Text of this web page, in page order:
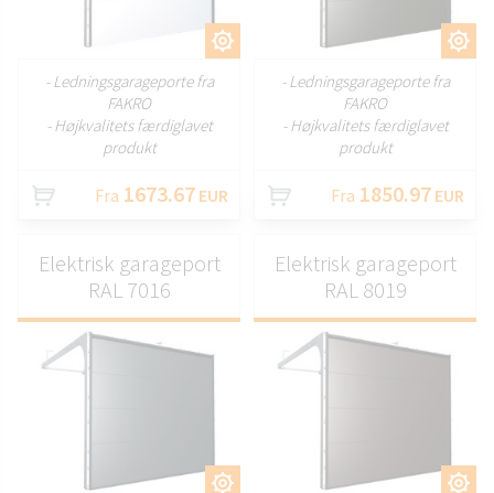
- Ledningsgarageporte fra
FAKRO
- Højkvalitets færdiglavet
produkt
Fra 1673.67 EUR
TILPAS
- Ledningsgarageporte fra
FAKRO
- Højkvalitets færdiglavet
produkt
Fra 1850.97 EUR
TILPAS
Elektrisk garageport
RAL 7016
TILPAS
Elektrisk garageport
RAL 8019